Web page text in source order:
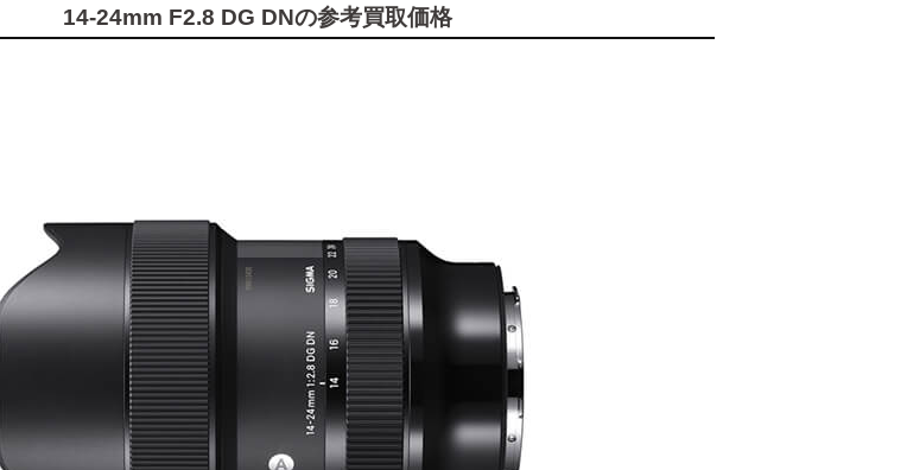
14-24mm F2.8 DG DNの参考買取価格